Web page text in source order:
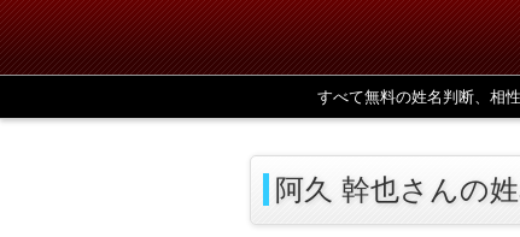
すべて無料の姓名判断、相
阿久 幹也さんの